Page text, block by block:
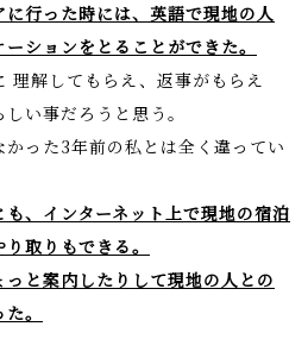
行った時には、英語で現地の人
ションをとることができた。
理解してもらえ、返事がもらえ
い事だろうと思う。
った3年前の私とは全く違ってい
、インターネット上で現地の宿泊
取りもできる。
と案内したりして現地の人との
。